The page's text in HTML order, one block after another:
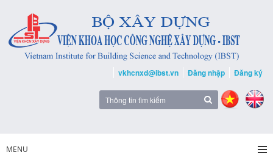
vkhcnxd@ibst.vn Đăng nhập Đăng ký
MENU